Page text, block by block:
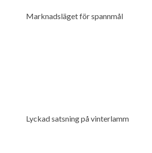
Marknadsläget för spannmål
Lyckad satsning på vinterlamm